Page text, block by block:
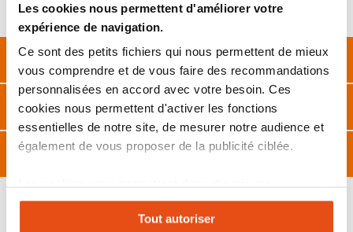
Les cookies nous permettent d'améliorer votre
expérience de navigation.
Ce sont des petits fichiers qui nous permettent de mieux
vous comprendre et de vous faire des recommandations
personnalisées en accord avec votre besoin. Ces
cookies nous permettent d'activer les fonctions
essentielles de notre site, de mesurer notre audience et
également de vous proposer de la publicité ciblée.
expérience personnalisée sur notre site. Vous pouvez
changer votre choix à n'importe quel moment. Refuser
Tout autoriser
ainsi que les fenêtres donnant sur la salle de bain, les toilettes…
Description
Caractéristiques
Avis